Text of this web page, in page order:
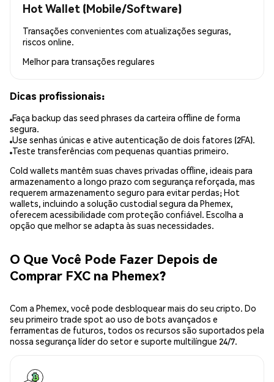
Hot Wallet (Mobile/Software)
Transações convenientes com atualizações seguras,
riscos online.
Melhor para transações regulares
Dicas profissionais:
Faça backup das seed phrases da carteira offline de forma
segura.
Use senhas únicas e ative autenticação de dois fatores (2FA).
Teste transferências com pequenas quantias primeiro.
Cold wallets mantêm suas chaves privadas offline, ideais para
armazenamento a longo prazo com segurança reforçada, mas
requerem armazenamento seguro para evitar perdas; Hot
wallets, incluindo a solução custodial segura da Phemex,
oferecem acessibilidade com proteção confiável. Escolha a
opção que melhor se adapta às suas necessidades.
O Que Você Pode Fazer Depois de
Comprar FXC na Phemex?
Com a Phemex, você pode desbloquear mais do seu cripto. Do
seu primeiro trade spot ao uso de bots avançados e
ferramentas de futuros, todos os recursos são suportados pela
nossa segurança líder do setor e suporte multilíngue 24/7.